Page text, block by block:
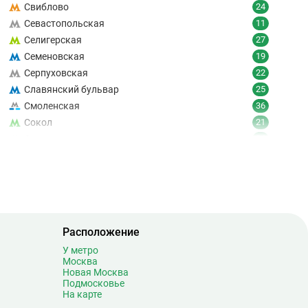
Свиблово 24
Севастопольская 11
Селигерская 27
Семеновская 19
Серпуховская 22
Славянский бульвар 25
Смоленская 36
Сокол 21
Строгино
Студенческая
Суворовская
Сухаревская
Расположение
У метро
Москва
Новая Москва
Подмосковье
На карте